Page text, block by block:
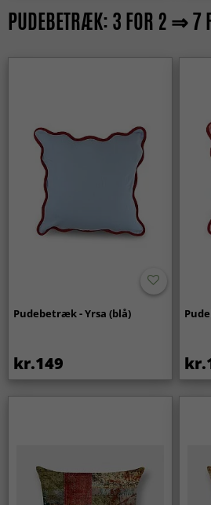
PUDEBETRÆK: 3 FOR 2 ⇒ 7
Pudebetræk - Yrsa (blå)
kr.149